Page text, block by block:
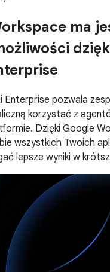
ma
Enterprise pozwala
korzystać z
Dzięki Google
wszystkich Twoich
lepsze wyniki w